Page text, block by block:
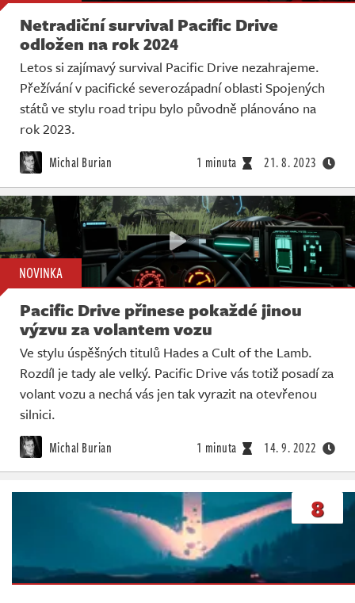
Netradiční survival Pacific Drive
odložen na rok 2024
Letos si zajímavý survival Pacific Drive nezahrajeme.
Přežívání v pacifické severozápadní oblasti Spojených
států ve stylu road tripu bylo původně plánováno na
rok 2023.
Michal Burian 1 minuta 21. 8. 2023
NOVINKA
Pacific Drive přinese pokaždé jinou
výzvu za volantem vozu
Ve stylu úspěšných titulů Hades a Cult of the Lamb.
Rozdíl je tady ale velký. Pacific Drive vás totiž posadí za
volant vozu a nechá vás jen tak vyrazit na otevřenou
silnici.
Michal Burian 1 minuta 14. 9. 2022
8